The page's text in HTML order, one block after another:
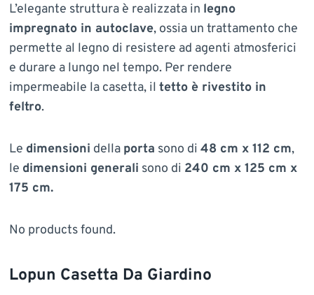
L’elegante struttura è realizzata in legno
impregnato in autoclave, ossia un trattamento che
permette al legno di resistere ad agenti atmosferici
e durare a lungo nel tempo. Per rendere
impermeabile la casetta, il tetto è rivestito in
feltro.
Le dimensioni della porta sono di 48 cm x 112 cm,
le dimensioni generali sono di 240 cm x 125 cm x
175 cm.
No products found.
Lopun Casetta Da Giardino